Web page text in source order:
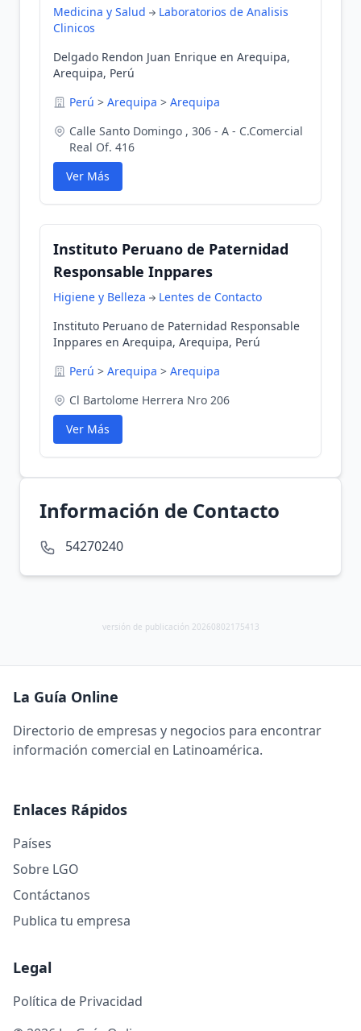
Medicina y Salud
Laboratorios de Analisis
Clinicos
Delgado Rendon Juan Enrique en Arequipa,
Arequipa, Perú
Perú > Arequipa > Arequipa
Calle Santo Domingo , 306 - A - C.Comercial
Real Of. 416
Ver Más
Instituto Peruano de Paternidad
Responsable Inppares
Higiene y Belleza
Lentes de Contacto
Instituto Peruano de Paternidad Responsable
Inppares en Arequipa, Arequipa, Perú
Perú > Arequipa > Arequipa
Cl Bartolome Herrera Nro 206
Ver Más
Información de Contacto
54270240
versión de publicación 20260802175413
La Guía Online
Directorio de empresas y negocios para encontrar
información comercial en Latinoamérica.
Enlaces Rápidos
Países
Sobre LGO
Contáctanos
Publica tu empresa
Legal
Política de Privacidad